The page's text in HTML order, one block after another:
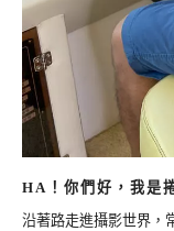
HA！你們好，我是
沿著路走進攝影世界，